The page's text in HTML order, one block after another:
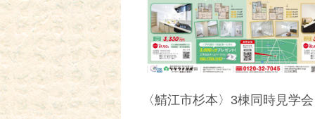
〈鯖江市杉本〉3棟同時見学会